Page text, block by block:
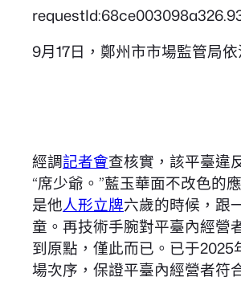
9月17日，鄭州市市場監管局
經調記者會查核實，該平臺違
“席少爺。”藍玉華面不改色的
是他人形立牌六歲的時候，跟
童。再技術手腕對平臺內經營
到原點，僅此而已。已于
場次序，保證平臺內經營者符